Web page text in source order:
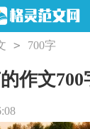
> 700字
作文700